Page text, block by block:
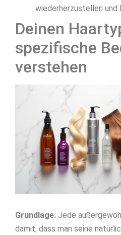
wiederherzustellen und
Deinen
spezifische
verstehen
Grundlage. Jede
damit, dass man seine